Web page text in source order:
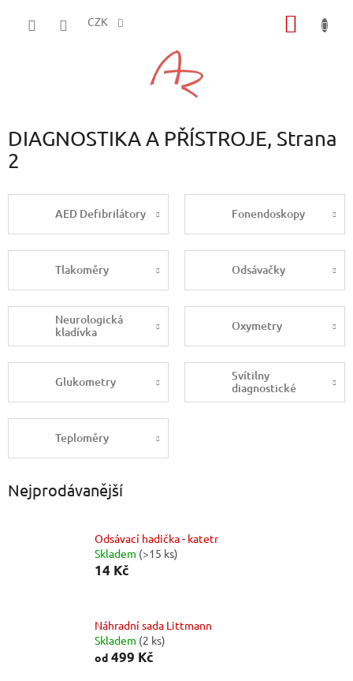
CZK
DIAGNOSTIKA A PŘÍSTROJE, Strana
2
AED Defibrilátory Fonendoskopy
Tlakoměry Odsávačky
Neurologická
kladívka
Oxymetry
Glukometry
Svítilny
diagnostické
Teploměry
Nejprodávanější
Odsávací hadička - katetr
Skladem (>15 ks)
14 Kč
Náhradní sada Littmann
Skladem (2 ks)
od 499 Kč